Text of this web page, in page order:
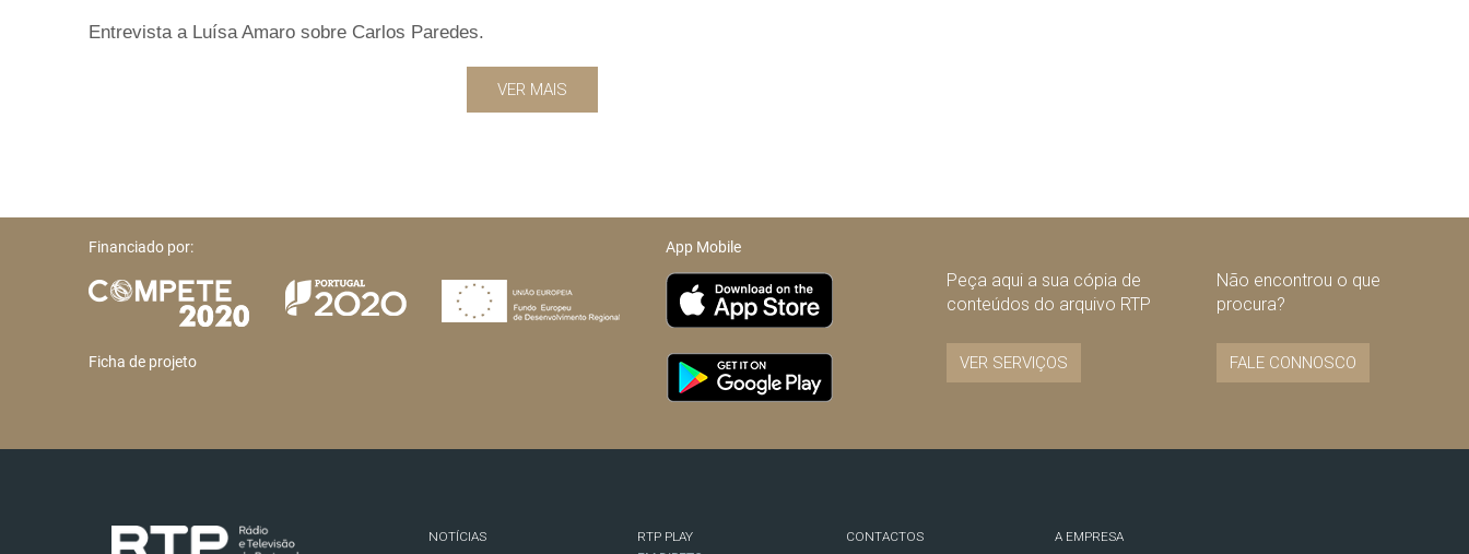
Entrevista a Luísa Amaro sobre Carlos Paredes.
VER MAIS
Financiado por:
Ficha de projeto
App Mobile
Peça aqui a sua cópia de
conteúdos do arquivo RTP
VER SERVIÇOS
Não encontrou o que
procura?
FALE CONNOSCO
NOTÍCIAS
RTP PLAY
CONTACTOS
A EMPRESA